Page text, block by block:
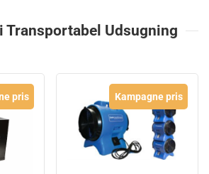
Udsugning
pris Kampagne pris